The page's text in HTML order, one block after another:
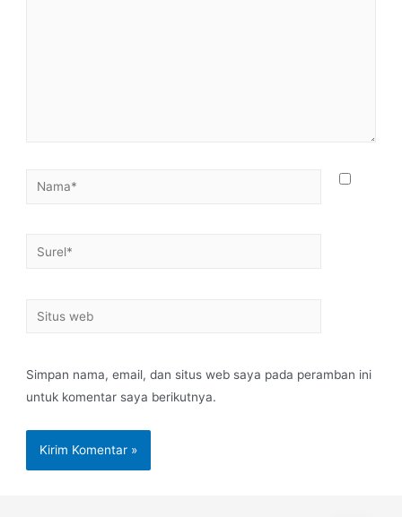
Simpan nama, email, dan situs web saya pada peramban ini
untuk komentar saya berikutnya.